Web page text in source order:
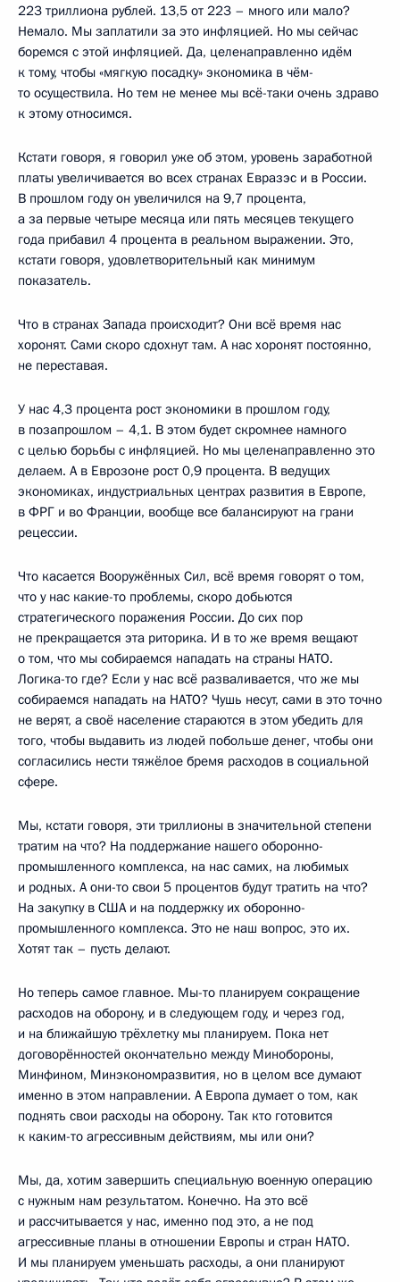
223 триллиона рублей. 13,5 от 223 – много или мало?
Немало. Мы заплатили за это инфляцией. Но мы сейчас
боремся с этой инфляцией. Да, целенаправленно идём
к тому, чтобы «мягкую посадку» экономика в чём-
то осуществила. Но тем не менее мы всё-таки очень здраво
к этому относимся.
Кстати говоря, я говорил уже об этом, уровень заработной
платы увеличивается во всех странах Евразэс и в России.
В прошлом году он увеличился на 9,7 процента,
а за первые четыре месяца или пять месяцев текущего
года прибавил 4 процента в реальном выражении. Это,
кстати говоря, удовлетворительный как минимум
показатель.
Что в странах Запада происходит? Они всё время нас
хоронят. Сами скоро сдохнут там. А нас хоронят постоянно,
не переставая.
У нас 4,3 процента рост экономики в прошлом году,
в позапрошлом – 4,1. В этом будет скромнее намного
с целью борьбы с инфляцией. Но мы целенаправленно это
делаем. А в Еврозоне рост 0,9 процента. В ведущих
экономиках, индустриальных центрах развития в Европе,
в ФРГ и во Франции, вообще все балансируют на грани
рецессии.
Что касается Вооружённых Сил, всё время говорят о том,
что у нас какие-то проблемы, скоро добьются
стратегического поражения России. До сих пор
не прекращается эта риторика. И в то же время вещают
о том, что мы собираемся нападать на страны НАТО.
Логика-то где? Если у нас всё разваливается, что же мы
собираемся нападать на НАТО? Чушь несут, сами в это точно
не верят, а своё население стараются в этом убедить для
того, чтобы выдавить из людей побольше денег, чтобы они
согласились нести тяжёлое бремя расходов в социальной
сфере.
Мы, кстати говоря, эти триллионы в значительной степени
тратим на что? На поддержание нашего оборонно-
промышленного комплекса, на нас самих, на любимых
и родных. А они-то свои 5 процентов будут тратить на что?
На закупку в США и на поддержку их оборонно-
промышленного комплекса. Это не наш вопрос, это их.
Хотят так – пусть делают.
Но теперь самое главное. Мы-то планируем сокращение
расходов на оборону, и в следующем году, и через год,
и на ближайшую трёхлетку мы планируем. Пока нет
договорённостей окончательно между Минобороны,
Минфином, Минэкономразвития, но в целом все думают
именно в этом направлении. А Европа думает о том, как
поднять свои расходы на оборону. Так кто готовится
к каким-то агрессивным действиям, мы или они?
Мы, да, хотим завершить специальную военную операцию
с нужным нам результатом. Конечно. На это всё
и рассчитывается у нас, именно под это, а не под
агрессивные планы в отношении Европы и стран НАТО.
И мы планируем уменьшать расходы, а они планируют